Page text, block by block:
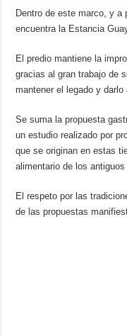
Dentro de este marco, y a
encuentra la Estancia
El predio mantiene la
gracias al gran trabajo de
mantener el legado y
Se suma la propuesta
un estudio realizado por
que se originan en estas
alimentario de los antiguos
El respeto por las
de las propuestas